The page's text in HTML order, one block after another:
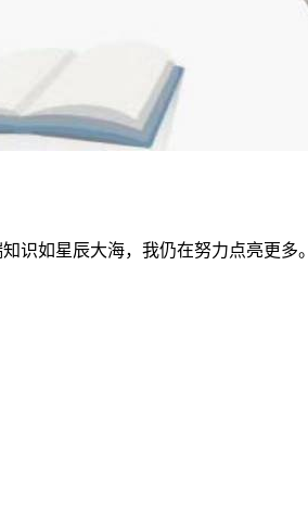
识如星辰大海，我仍在努力点亮更多。